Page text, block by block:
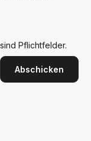
Pflichtfelder.
Abschicken